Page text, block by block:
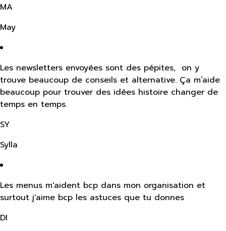
MA
May
Les newsletters envoyées sont des pépites, on y
trouve beaucoup de conseils et alternative. Ça m’aide
beaucoup pour trouver des idées histoire changer de
temps en temps.
SY
Sylla
Les menus m'aident bcp dans mon organisation et
surtout j'aime bcp les astuces que tu donnes
DI